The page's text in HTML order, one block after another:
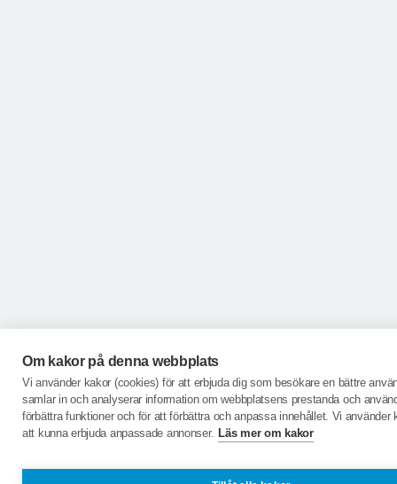
Om kakor på denna webbplats
Vi använder kakor (cookies) för att erbjuda dig som besökare en bättre
samlar in och analyserar information om webbplatsens prestanda och
förbättra funktioner och för att förbättra och anpassa innehållet. Vi använder
att kunna erbjuda anpassade annonser. Läs mer om kakor